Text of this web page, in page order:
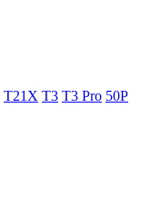
T21X T3 T3 Pro 50P